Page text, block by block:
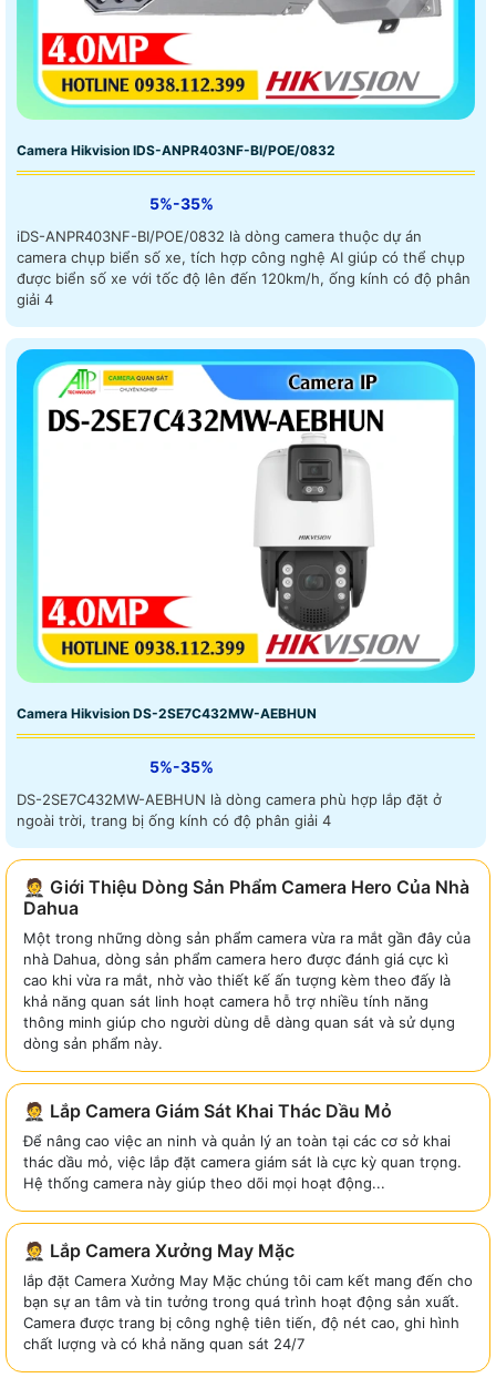
Camera Hikvision IDS-ANPR403NF-BI/POE/0832
5%-35%
iDS-ANPR403NF-BI/POE/0832 là dòng camera thuộc dự án
camera chụp biển số xe, tích hợp công nghệ AI giúp có thể chụp
được biển số xe với tốc độ lên đến 120km/h, ống kính có độ phân
giải 4
Camera Hikvision DS-2SE7C432MW-AEBHUN
5%-35%
DS-2SE7C432MW-AEBHUN là dòng camera phù hợp lắp đặt ở
ngoài trời, trang bị ống kính có độ phân giải 4
🤵 Giới Thiệu Dòng Sản Phẩm Camera Hero Của Nhà
Dahua
Một trong những dòng sản phẩm camera vừa ra mắt gần đây của
nhà Dahua, dòng sản phẩm camera hero được đánh giá cực kì
cao khi vừa ra mắt, nhờ vào thiết kế ấn tượng kèm theo đấy là
khả năng quan sát linh hoạt camera hỗ trợ nhiều tính năng
thông minh giúp cho người dùng dễ dàng quan sát và sử dụng
dòng sản phẩm này.
🤵 Lắp Camera Giám Sát Khai Thác Dầu Mỏ
Để nâng cao việc an ninh và quản lý an toàn tại các cơ sở khai
thác dầu mỏ, việc lắp đặt camera giám sát là cực kỳ quan trọng.
Hệ thống camera này giúp theo dõi mọi hoạt động...
🤵 Lắp Camera Xưởng May Mặc
lắp đặt Camera Xưởng May Mặc chúng tôi cam kết mang đến cho
bạn sự an tâm và tin tưởng trong quá trình hoạt động sản xuất.
Camera được trang bị công nghệ tiên tiến, độ nét cao, ghi hình
chất lượng và có khả năng quan sát 24/7